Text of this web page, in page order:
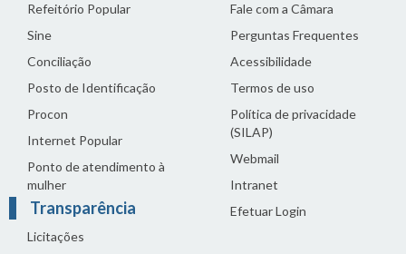
Refeitório Popular
Sine
Conciliação
Posto de Identificação
Procon
Internet Popular
Ponto de atendimento à
mulher
Transparência
Licitações
Fale com a Câmara
Perguntas Frequentes
Acessibilidade
Termos de uso
Política de privacidade
(SILAP)
Webmail
Intranet
Efetuar Login